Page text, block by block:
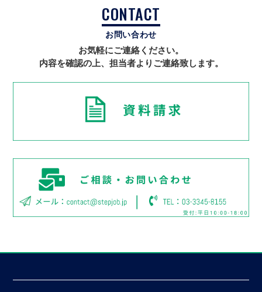
CONTACT
お問い合わせ
お気軽にご連絡ください。
内容を確認の上、担当者よりご連絡致します。